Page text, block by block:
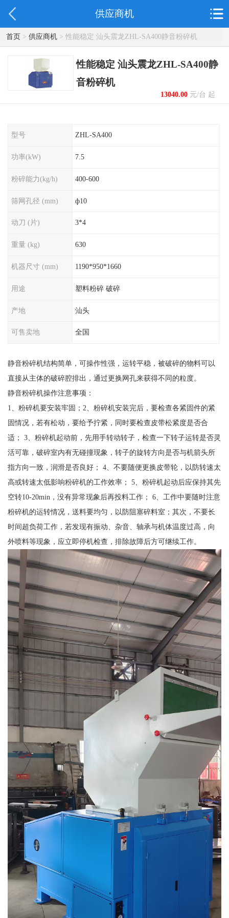
供应商机
首页> 供应商机> 性能稳定 汕头震龙ZHL-SA400静音粉碎机
性能稳定 汕头震龙ZHL-SA400静
音粉碎机
13040.00元/台 起
型号 ZHL-SA400
功率(kW) 7.5
粉碎能力(kg/h) 400-600
筛网孔径 (mm) ф10
动刀 (片) 3*4
重量 (kg) 630
机器尺寸 (mm) 1190*950*1660
用途 塑料粉碎 破碎
产地 汕头
可售卖地 全国
静音粉碎机结构简单，可操作性强，运转平稳，被破碎的物料可以
直接从主体的破碎腔排出，通过更换网孔来获得不同的粒度。
静音粉碎机操作注意事项：
1、粉碎机要安装牢固；2、粉碎机安装完后，要检查各紧固件的紧
固情况，若有松动，要给予拧紧，同时要检查皮带松紧度是否合
适； 3、粉碎机起动前，先用手转动转子，检查一下转子运转是否灵
活可靠，破碎室内有无碰撞现象，转子的旋转方向是否与机箭头所
指方向一致，润滑是否良好； 4、不要随便更换皮带轮，以防转速太
高或转速太低影响粉碎机的工作效率； 5、粉碎机起动后应保持其先
空转10-20min，没有异常现象后再投料工作； 6、工作中要随时注意
粉碎机的运转情况，送料要均匀，以防阻塞碎料室；其次，不要长
时间超负荷工作，若发现有振动、杂音、轴承与机体温度过高，向
外喷料等现象，应立即停机检查，排除故障后方可继续工作。